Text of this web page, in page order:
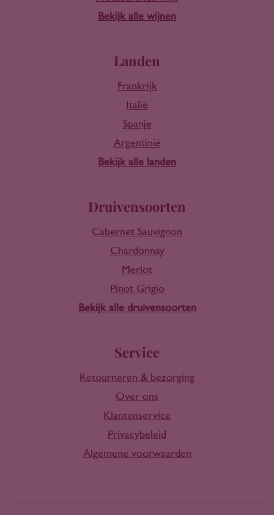
Bekijk alle wijnen
Landen
Frankrijk
Italië
Spanje
Argentinië
Bekijk alle landen
Druivensoorten
Cabernet Sauvignon
Chardonnay
Merlot
Pinot Grigio
Bekijk alle druivensoorten
Service
Retourneren & bezorging
Over ons
Klantenservice
Privacybeleid
Algemene voorwaarden